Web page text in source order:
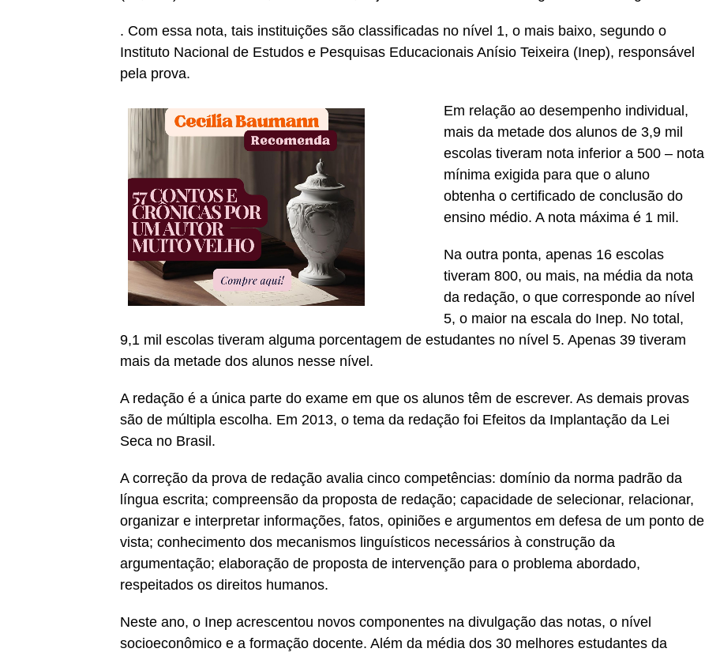
. Com essa nota, tais instituições são classificadas no nível 1, o mais baixo, segundo o
Instituto Nacional de Estudos e Pesquisas Educacionais Anísio Teixeira (Inep), responsável
pela prova.
Em relação ao desempenho individual,
mais da metade dos alunos de 3,9 mil
escolas tiveram nota inferior a 500 – nota
mínima exigida para que o aluno
obtenha o certificado de conclusão do
ensino médio. A nota máxima é 1 mil.
Na outra ponta, apenas 16 escolas
tiveram 800, ou mais, na média da nota
da redação, o que corresponde ao nível
5, o maior na escala do Inep. No total,
9,1 mil escolas tiveram alguma porcentagem de estudantes no nível 5. Apenas 39 tiveram
mais da metade dos alunos nesse nível.
A redação é a única parte do exame em que os alunos têm de escrever. As demais provas
são de múltipla escolha. Em 2013, o tema da redação foi Efeitos da Implantação da Lei
Seca no Brasil.
A correção da prova de redação avalia cinco competências: domínio da norma padrão da
língua escrita; compreensão da proposta de redação; capacidade de selecionar, relacionar,
organizar e interpretar informações, fatos, opiniões e argumentos em defesa de um ponto de
vista; conhecimento dos mecanismos linguísticos necessários à construção da
argumentação; elaboração de proposta de intervenção para o problema abordado,
respeitados os direitos humanos.
Neste ano, o Inep acrescentou novos componentes na divulgação das notas, o nível
socioeconômico e a formação docente. Além da média dos 30 melhores estudantes da